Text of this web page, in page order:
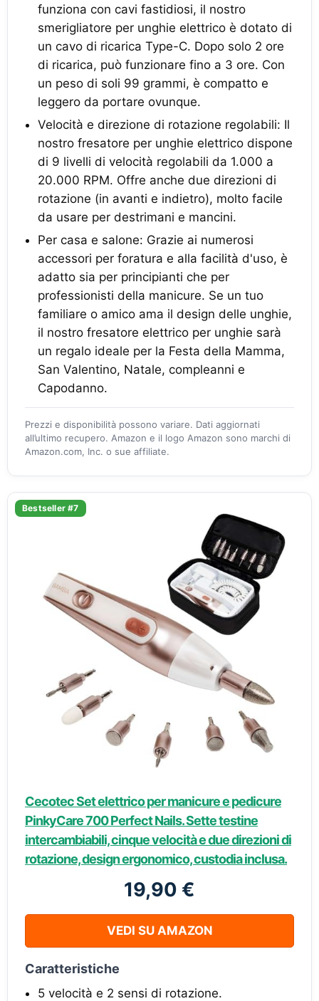
funziona con cavi fastidiosi, il nostro
smerigliatore per unghie elettrico è dotato di
un cavo di ricarica Type-C. Dopo solo 2 ore
di ricarica, può funzionare fino a 3 ore. Con
un peso di soli 99 grammi, è compatto e
leggero da portare ovunque.
Velocità e direzione di rotazione regolabili: Il
nostro fresatore per unghie elettrico dispone
di 9 livelli di velocità regolabili da 1.000 a
20.000 RPM. Offre anche due direzioni di
rotazione (in avanti e indietro), molto facile
da usare per destrimani e mancini.
Per casa e salone: Grazie ai numerosi
accessori per foratura e alla facilità d'uso, è
adatto sia per principianti che per
professionisti della manicure. Se un tuo
familiare o amico ama il design delle unghie,
il nostro fresatore elettrico per unghie sarà
un regalo ideale per la Festa della Mamma,
San Valentino, Natale, compleanni e
Capodanno.
Prezzi e disponibilità possono variare. Dati aggiornati
all’ultimo recupero. Amazon e il logo Amazon sono marchi di
Amazon.com, Inc. o sue affiliate.
Bestseller #7
Cecotec Set elettrico per manicure e pedicure
PinkyCare 700 Perfect Nails. Sette testine
intercambiabili, cinque velocità e due direzioni di
rotazione, design ergonomico, custodia inclusa.
19,90 €
VEDI SU AMAZON
Caratteristiche
5 velocità e 2 sensi di rotazione.